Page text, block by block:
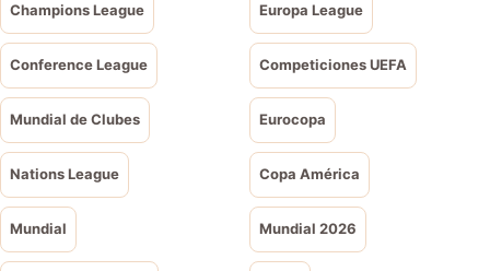
Champions League Europa League
Conference League Competiciones UEFA
Mundial de Clubes Eurocopa
Nations League Copa América
Mundial Mundial 2026